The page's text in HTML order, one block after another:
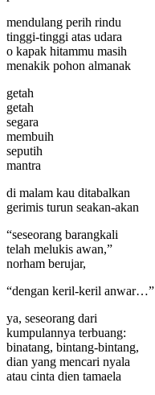
mendulang perih rindu
tinggi-tinggi atas udara
o kapak hitammu masih
menakik pohon almanak
getah
getah
segara
membuih
seputih
mantra
di malam kau ditabalkan
gerimis turun seakan-akan
“seseorang barangkali
telah melukis awan,”
norham berujar,
“dengan keril-keril anwar…”
ya, seseorang dari
kumpulannya terbuang:
binatang, bintang-bintang,
dian yang mencari nyala
atau cinta dien tamaela